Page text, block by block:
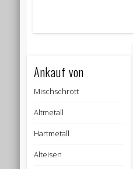
Ankauf von
Mischschrott
Altmetall
Hartmetall
Alteisen